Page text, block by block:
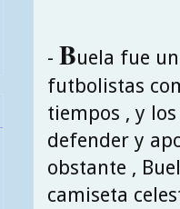
- Buela fue
futbolistas
tiempos , y
defender y
obstante ,
camiseta